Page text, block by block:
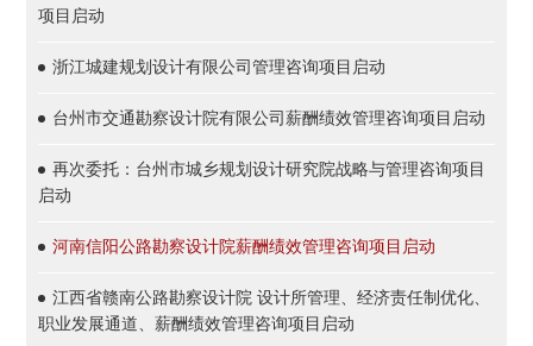
项目启动
浙江城建规划设计有限公司管理咨询项目启动
台州市交通勘察设计院有限公司薪酬绩效管理咨询项目启动
再次委托：台州市城乡规划设计研究院战略与管理咨询项目
启动
河南信阳公路勘察设计院薪酬绩效管理咨询项目启动
江西省赣南公路勘察设计院 设计所管理、经济责任制优化、
职业发展通道、薪酬绩效管理咨询项目启动